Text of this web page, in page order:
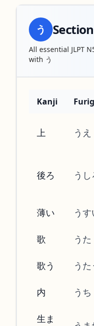
う Section
All essential JLPT
with う
Kanji
上 うえ
後ろ うし
薄い うす
歌 うた
歌う うた
内 うち
生ま